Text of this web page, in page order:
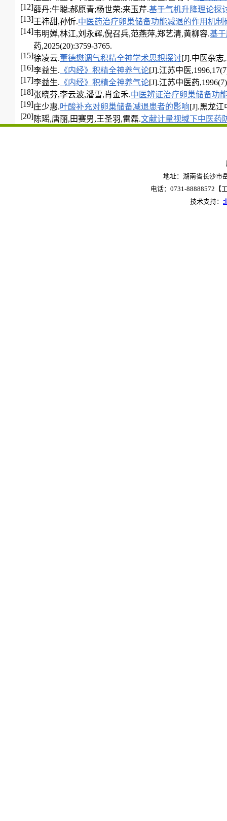
[12]薛丹;牛聪;郝原青;杨世荣;来玉芹.基于气机升降理论探
[13]王祎甜,孙忻.中医药治疗卵巢储备功能减退的作用机制
[14]韦明婵,林江,刘永辉,倪召兵,范燕萍,郑艺清,黄柳容.基
药,2025(20):3759-3765.
[15]徐凌云.董德懋调气积精全神学术思想探讨[J].中医杂志
[16]李益生. 《内经》积精全神养气论[J].江苏中医
[17]李益生. 《内经》积精全神养气论[J].江苏中医药
[18]张晓芬,李云波,潘雪,肖金禾.中医辨证治疗卵巢储备功
[19]庄少惠.叶酸补充对卵巢储备减退患者的影响[J].黑龙江
[20]陈瑶,唐丽,田赛男,王圣羽,雷磊.文献计量视域下中医药
地址：湖南省长沙市
电话：0731-88888572【
技术支持：